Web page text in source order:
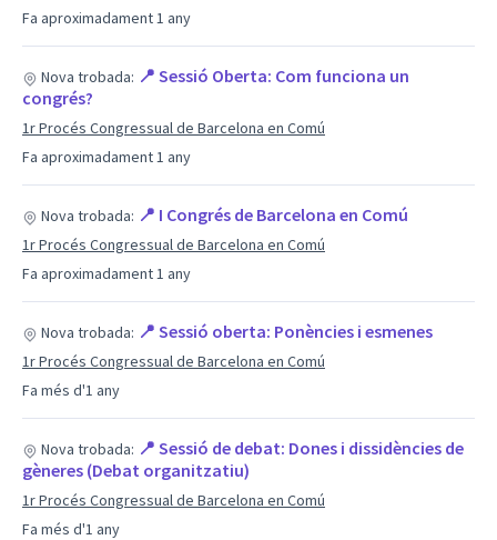
Fa aproximadament 1 any
Fa aproximadament 1 any
Nova trobada: 📍 Sessió Oberta: Com funciona un
congrés?
1r Procés Congressual de Barcelona en Comú
Fa aproximadament 1 any
Nova trobada: 📍 I Congrés de Barcelona en Comú
1r Procés Congressual de Barcelona en Comú
Fa més d'1 any
Nova trobada: 📍 Sessió oberta: Ponències i esmenes
1r Procés Congressual de Barcelona en Comú
Fa més d'1 any
Nova trobada: 📍 Sessió de debat: Dones i dissidències de
gèneres (Debat organitzatiu)
1r Procés Congressual de Barcelona en Comú